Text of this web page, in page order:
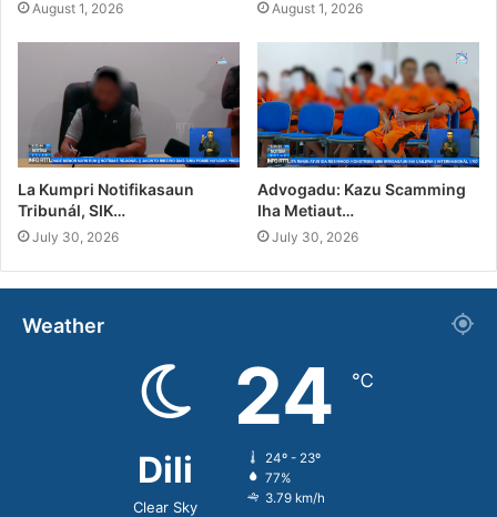
August 1, 2026 August 1, 2026
La Kumpri Notifikasaun
Tribunál, SIK…
July 30, 2026
Advogadu: Kazu Scamming
Iha Metiaut…
July 30, 2026
Weather
Dili
Clear Sky
24 ℃
24º - 23º
77%
3.79 km/h